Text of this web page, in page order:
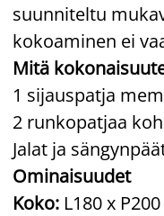
suunniteltu
kokoaminen ei
Mitä
1 sijauspatja
2 runkopatjaa
Jalat ja
Ominaisuudet
Koko: L180 x